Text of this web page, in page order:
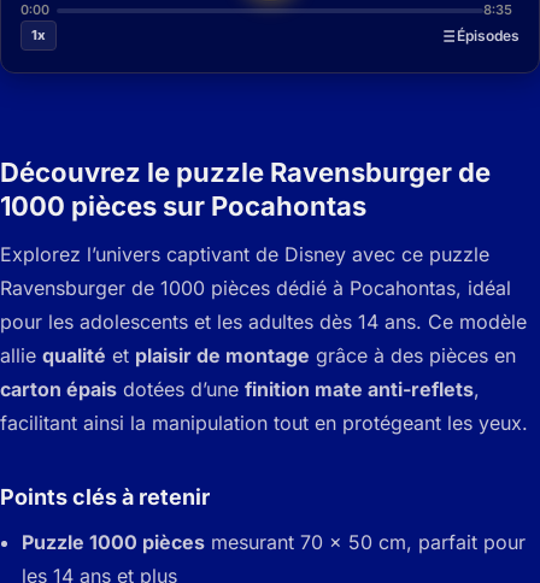
0:00
8:35
1x
Épisodes
Découvrez le puzzle Ravensburger de
1000 pièces sur Pocahontas
Explorez l’univers captivant de Disney avec ce puzzle
Ravensburger de 1000 pièces dédié à Pocahontas, idéal
pour les adolescents et les adultes dès 14 ans. Ce modèle
allie qualité et plaisir de montage grâce à des pièces en
carton épais dotées d’une finition mate anti-reflets,
facilitant ainsi la manipulation tout en protégeant les yeux.
Points clés à retenir
Puzzle 1000 pièces mesurant 70 x 50 cm, parfait pour
les 14 ans et plus